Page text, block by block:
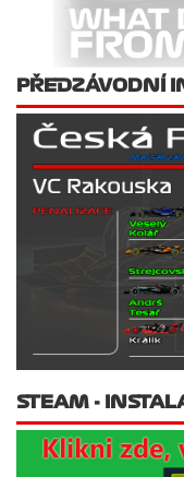
PŘEDZÁVODNÍ
STEAM -